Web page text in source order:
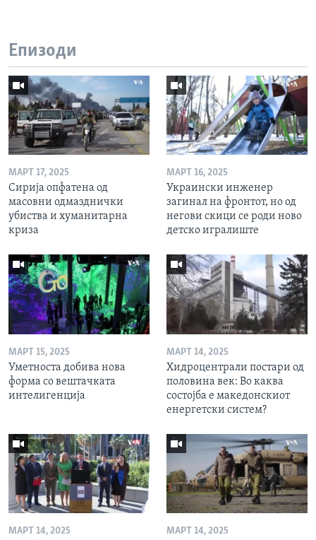
Епизоди
МАРТ 17, 2025
Сирија опфатена од
масовни одмазднички
убиства и хуманитарна
криза
МАРТ 16, 2025
Украински инженер
загинал на фронтот, но од
негови скици се роди ново
детско игралиште
МАРТ 15, 2025
Уметноста добива нова
форма со вештачката
интелигенција
МАРТ 14, 2025
Хидроцентрали постари од
половина век: Во каква
состојба е македонскиот
енергетски систем?
МАРТ 14, 2025 МАРТ 14, 2025